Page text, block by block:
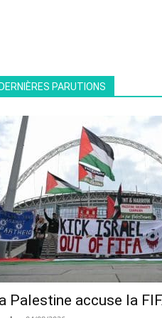
PARUTIONS
Palestine accuse la